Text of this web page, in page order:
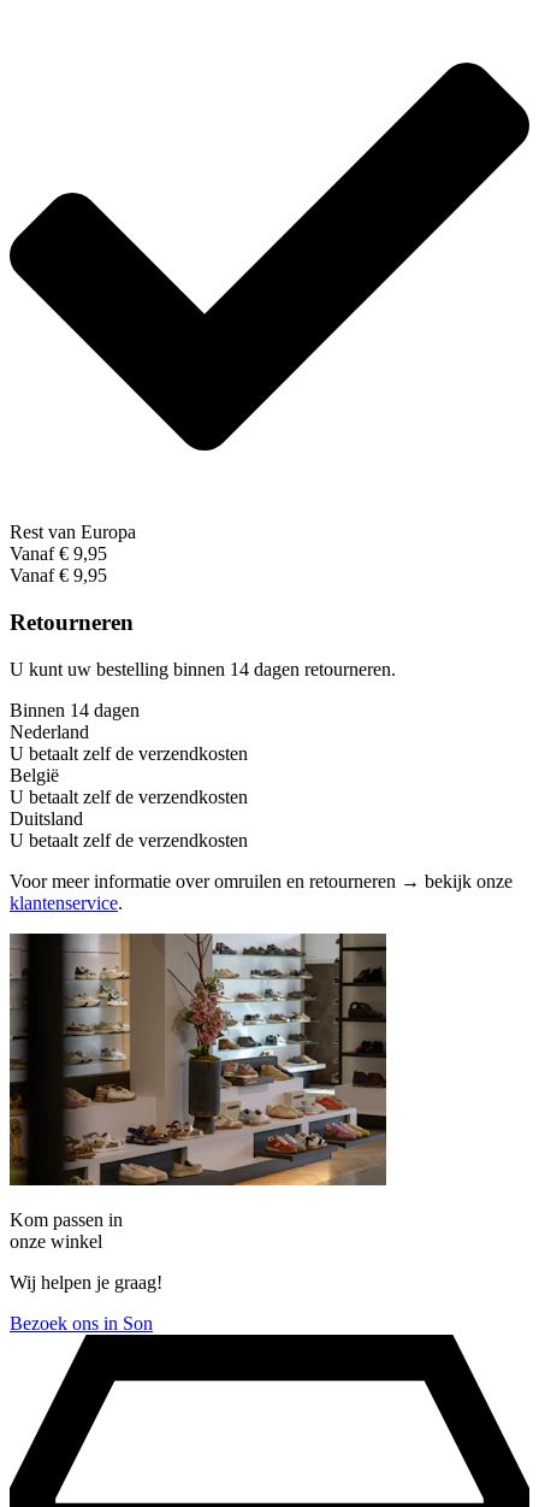
Rest van Europa
Vanaf € 9,95
Vanaf € 9,95
Retourneren
U kunt uw bestelling binnen 14 dagen retourneren.
Binnen 14 dagen
Nederland
U betaalt zelf de verzendkosten
België
U betaalt zelf de verzendkosten
Duitsland
U betaalt zelf de verzendkosten
Voor meer informatie over omruilen en retourneren → bekijk onze
klantenservice.
Kom passen in
onze winkel
Wij helpen je graag!
Bezoek ons in Son